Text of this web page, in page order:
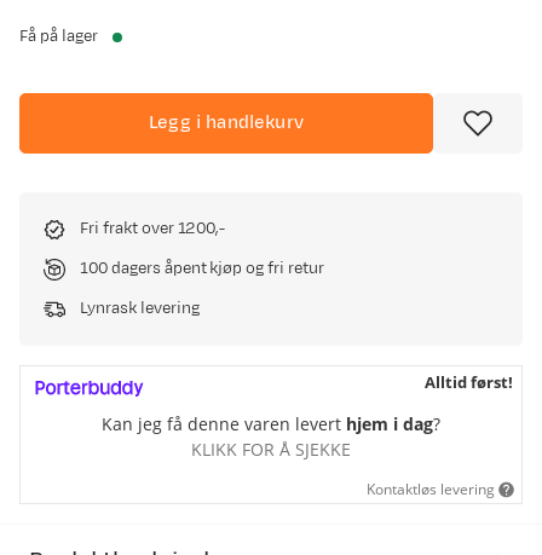
Få på lager
Legg i handlekurv
Fri frakt over 1200,-
100 dagers åpent kjøp og fri retur
Lynrask levering
Alltid først!
Kan jeg få denne varen levert hjem i dag?
KLIKK FOR Å SJEKKE
Kontaktløs levering